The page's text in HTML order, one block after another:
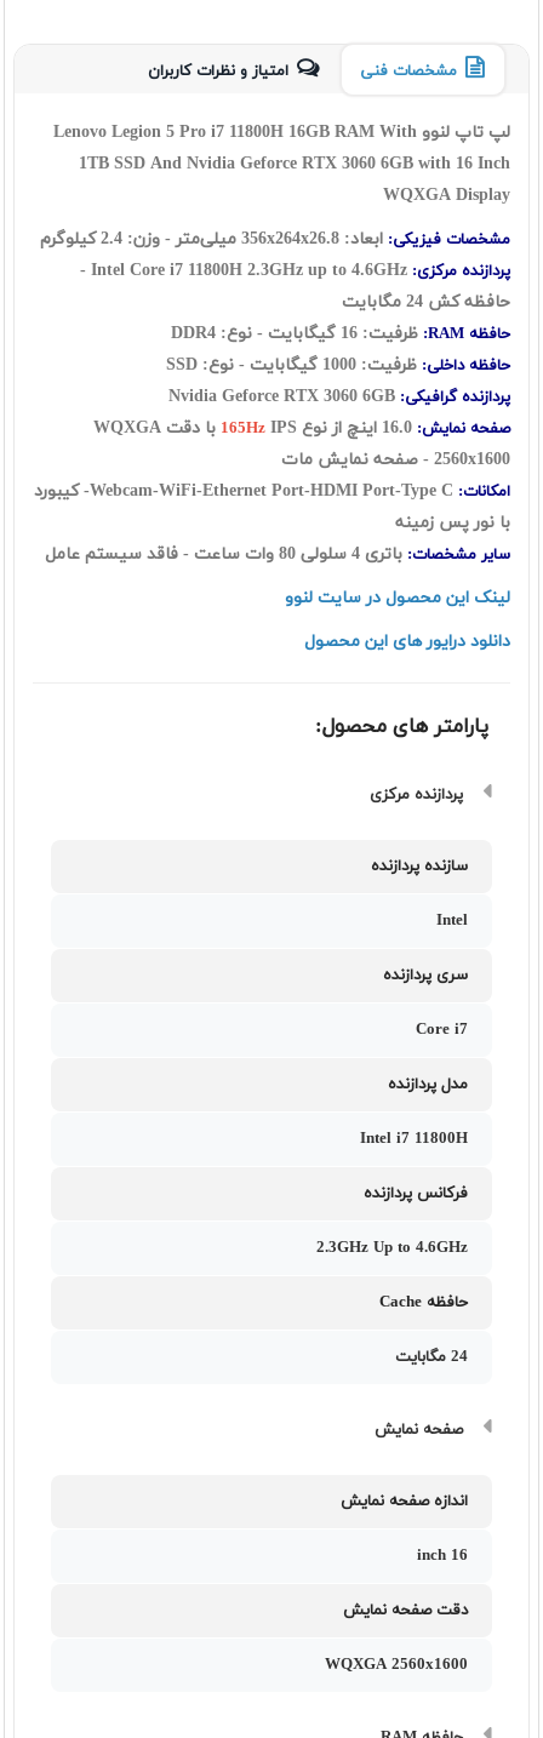
مشخصات فنی امتیاز و نظرات کاربران
لپ تاپ لنوو Lenovo Legion 5 Pro i7 11800H 16GB RAM With
1TB SSD And Nvidia Geforce RTX 3060 6GB with 16 Inch
WQXGA Display
مشخصات فیزیکی: ابعاد: 356x264x26.8 میلی‌متر - وزن: 2.4 کیلوگرم
پردازنده مرکزی:
Intel Core i7 11800H 2.3GHz up to 4.6GHz -
حافظه کش 24 مگابایت
حافظه RAM: ظرفیت: 16 گيگابايت - نوع: DDR4
حافظه داخلی: ظرفیت: 1000 گیگابایت - نوع: SSD
پردازنده گرافیکی:
صفحه نمایش: 165Hz IPS با دقت WQXGA
2560x1600 - صفحه نمایش مات
امکانات:
Webcam-WiFi-Ethernet Port-HDMI Port-Type C- کیبورد
با نور پس زمینه
سایر مشخصات: باتری 4 سلولی 80 وات ساعت - فاقد سیستم عامل
لینک این محصول در سایت لنوو
دانلود درایور های این محصول
پارامتر های محصول:
پردازنده مرکزی
سازنده پردازنده
Intel
سری پردازنده
Core i7
مدل پردازنده
Intel i7 11800H
فرکانس پردازنده
2.3GHz Up to 4.6GHz
حافظه Cache
24 مگابایت
صفحه نمایش
اندازه صفحه نمایش
16 inch
دقت صفحه نمایش
WQXGA 2560x1600